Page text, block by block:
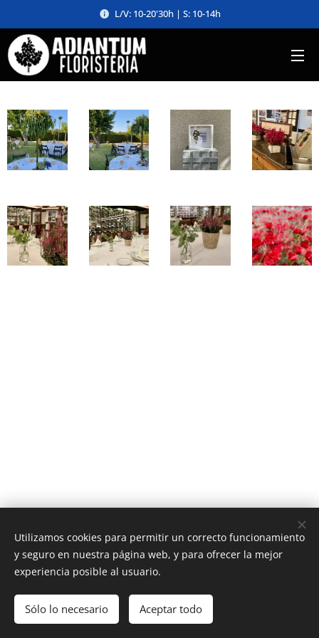
L/V: 10-20'30h | S: 10-14h
© 2016 Adiantum Floristería / Regla de la casa #9: Las flores y
plantas siempre son una buena idea. Disfruta un poco. ¡O
mucho!
Creado con Webnode Cookies
Utilizamos cookies para permitir un correcto funcionamiento
y seguro en nuestra página web, y para ofrecer la mejor
experiencia posible al usuario.
Sólo lo necesario Aceptar todo